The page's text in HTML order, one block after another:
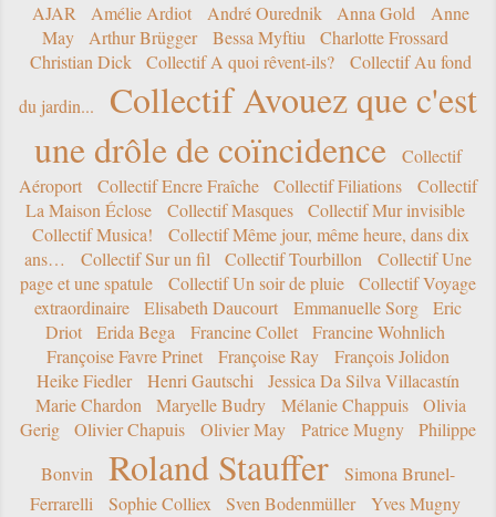
AJAR Amélie Ardiot André Ourednik Anna Gold
Anne
May
Arthur Brügger Bessa Myftiu
Charlotte Frossard
Christian Dick
Collectif A quoi rêvent-ils?
Collectif Au fond
du jardin...
Collectif Avouez que c'est
une drôle de coïncidence
Collectif
Aéroport
Collectif Encre Fraîche Collectif Filiations
Collectif
La Maison Éclose
Collectif Masques
Collectif Mur invisible
Collectif Musica!
Collectif Même jour, même heure, dans dix
ans…
Collectif Sur un fil Collectif Tourbillon
Collectif Une
page et une spatule
Collectif Un soir de pluie
Collectif Voyage
extraordinaire
Elisabeth Daucourt Emmanuelle Sorg
Eric
Driot
Erida Bega Francine Collet
Francine Wohnlich
Françoise Favre Prinet
Françoise Ray
François Jolidon
Heike Fiedler
Henri Gautschi
Jessica Da Silva Villacastín
Marie Chardon
Maryelle Budry Mélanie Chappuis
Olivia
Gerig
Olivier Chapuis Olivier May Patrice Mugny
Philippe
Bonvin
Roland Stauffer
Simona Brunel-
Ferrarelli
Sophie Colliex Sven Bodenmüller Yves Mugny